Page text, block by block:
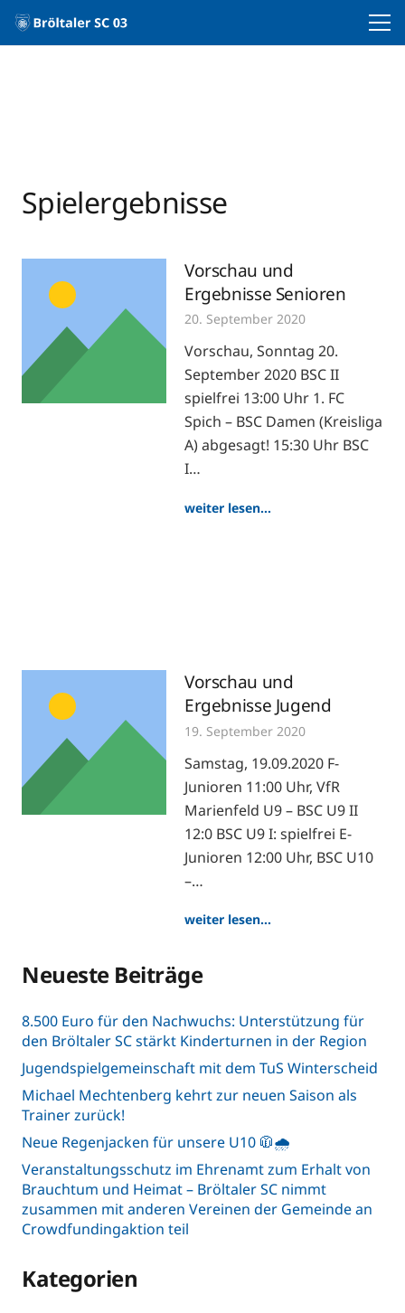
Spielergebnisse
Vorschau und
Ergebnisse Senioren
20. September 2020
Vorschau, Sonntag 20.
September 2020 BSC II
spielfrei 13:00 Uhr 1. FC
Spich – BSC Damen (Kreisliga
A) abgesagt! 15:30 Uhr BSC
I…
weiter lesen…
Vorschau und
Ergebnisse Jugend
19. September 2020
Samstag, 19.09.2020 F-
Junioren 11:00 Uhr, VfR
Marienfeld U9 – BSC U9 II
12:0 BSC U9 I: spielfrei E-
Junioren 12:00 Uhr, BSC U10
–…
weiter lesen…
Neueste Beiträge
8.500 Euro für den Nachwuchs: Unterstützung für
den Bröltaler SC stärkt Kinderturnen in der Region
Jugendspielgemeinschaft mit dem TuS Winterscheid
Michael Mechtenberg kehrt zur neuen Saison als
Trainer zurück!
Neue Regenjacken für unsere U10 🧥🌧️
Veranstaltungsschutz im Ehrenamt zum Erhalt von
Brauchtum und Heimat – Bröltaler SC nimmt
zusammen mit anderen Vereinen der Gemeinde an
Crowdfundingaktion teil
Kategorien